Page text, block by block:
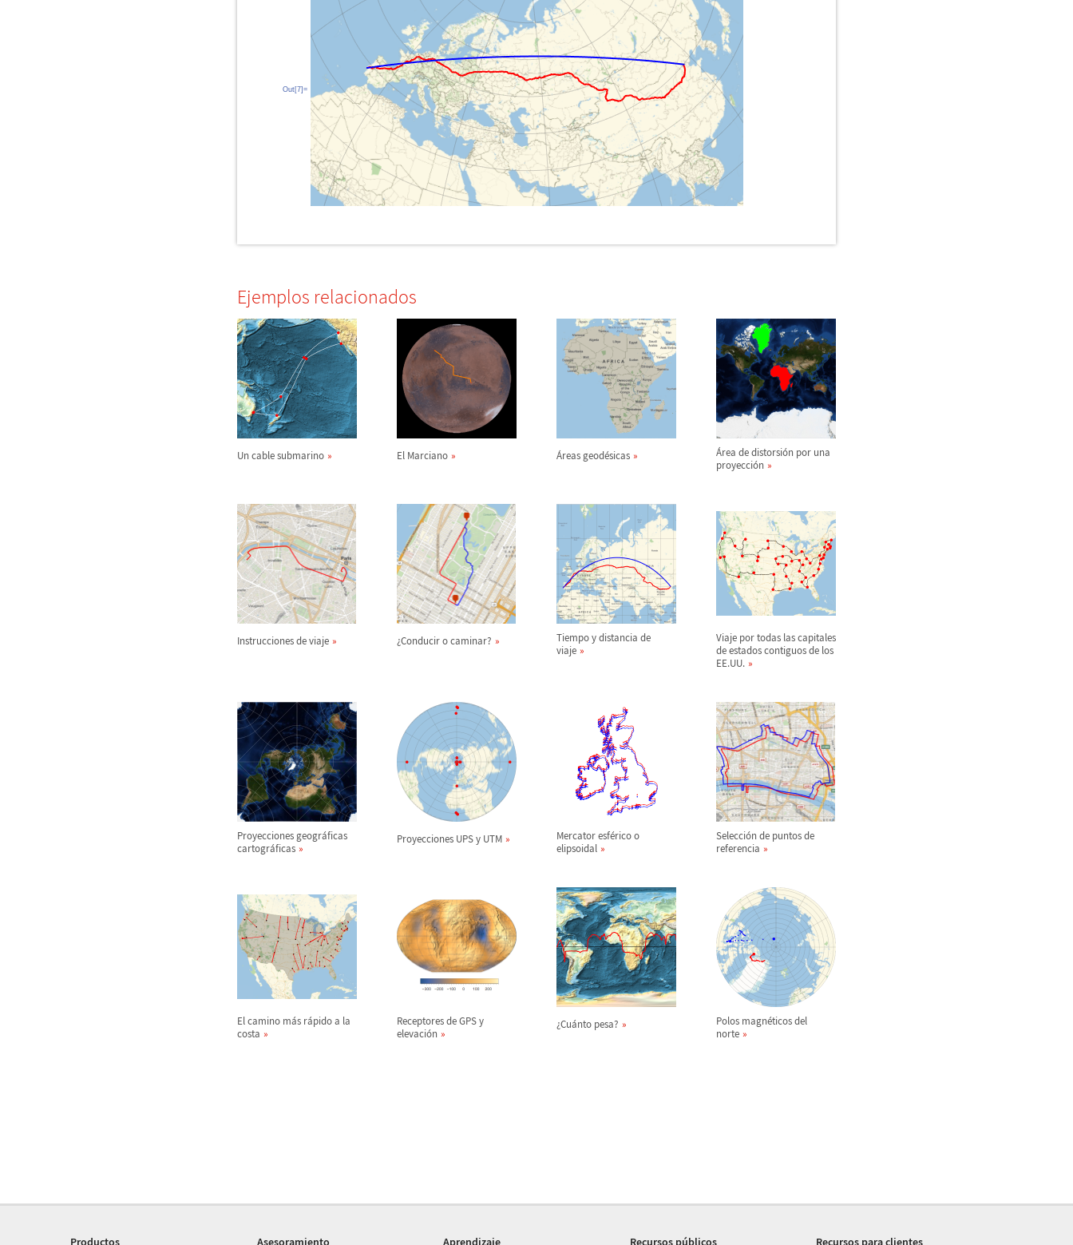
Out[7]=
Ejemplos relacionados
Un cable submarino El Marciano Áreas geodésicas Área de distorsión por una
proyección
Instrucciones de viaje ¿Conducir o caminar?
Tiempo y distancia de
viaje
Viaje por todas las capitales
de estados contiguos de los
EE.UU.
Proyecciones geográficas
cartográficas
Proyecciones UPS y UTM Mercator esférico o
elipsoidal
Selección de puntos de
referencia
El camino más rápido a la
costa
Receptores de GPS y
elevación
¿Cuánto pesa? Polos magnéticos del
norte
Productos Asesoramiento Aprendizaje Recursos públicos Recursos para clientes